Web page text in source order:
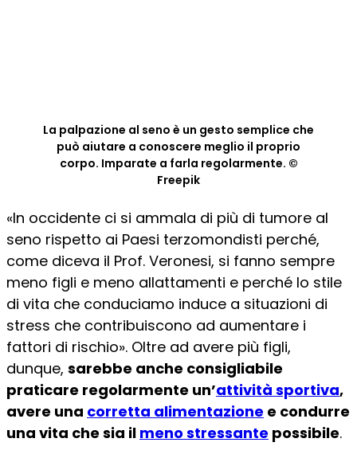
La palpazione al seno è un gesto semplice che
può aiutare a conoscere meglio il proprio
corpo. Imparate a farla regolarmente. ©
Freepik
«In occidente ci si ammala di più di tumore al
seno rispetto ai Paesi terzomondisti perché,
come diceva il Prof. Veronesi, si fanno sempre
meno figli e meno allattamenti e perché lo stile
di vita che conduciamo induce a situazioni di
stress che contribuiscono ad aumentare i
fattori di rischio». Oltre ad avere più figli,
dunque, sarebbe anche consigliabile
praticare regolarmente un’attività sportiva,
avere una corretta alimentazione e condurre
una vita che sia il meno stressante possibile.